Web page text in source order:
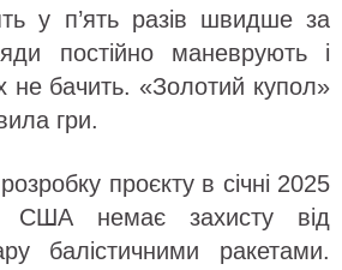
у п’ять разів швидше за
постійно маневрують і
не бачить. «Золотий купол»
гри.
проєкту в січні 2025
США немає захисту від
балістичними ракетами.